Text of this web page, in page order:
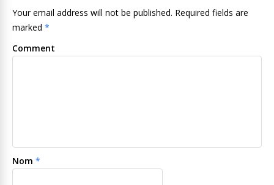
Your email address will not be published. Required fields are
marked *
Comment
Nom *